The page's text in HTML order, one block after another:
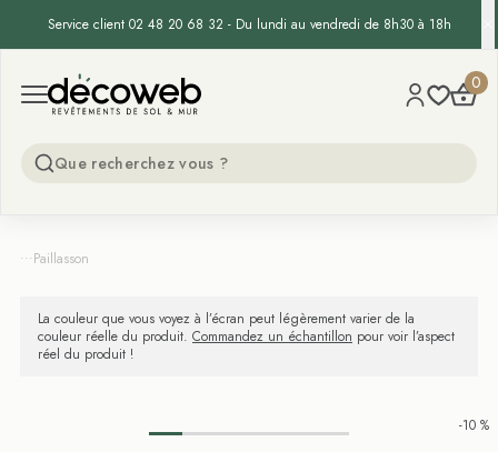
Service client 02 48 20 68 32 - Du lundi au vendredi de 8h30 à 18h
Open menu
Decoweb 0
...Paillasson
La couleur que vous voyez à l’écran peut légèrement varier de la
couleur réelle du produit. Commandez un échantillon pour voir l’aspect
réel du produit !
-10 %